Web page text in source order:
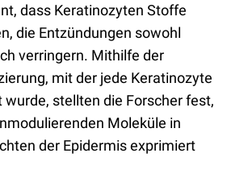
dass Keratinozyten Stoffe
die Entzündungen sowohl
verringern. Mithilfe der
mit der jede Keratinozyte
stellten die Forscher fest,
Moleküle in
der Epidermis exprimiert